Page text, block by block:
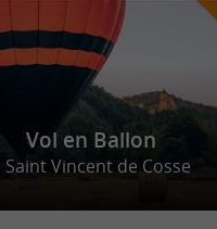
Vol en Ballon
Saint Vincent de Cosse